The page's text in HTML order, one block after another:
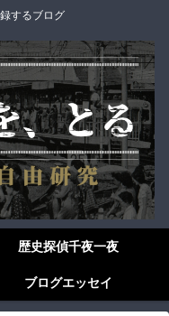
するブログ
歴史探偵千夜一夜
ブログエッセイ